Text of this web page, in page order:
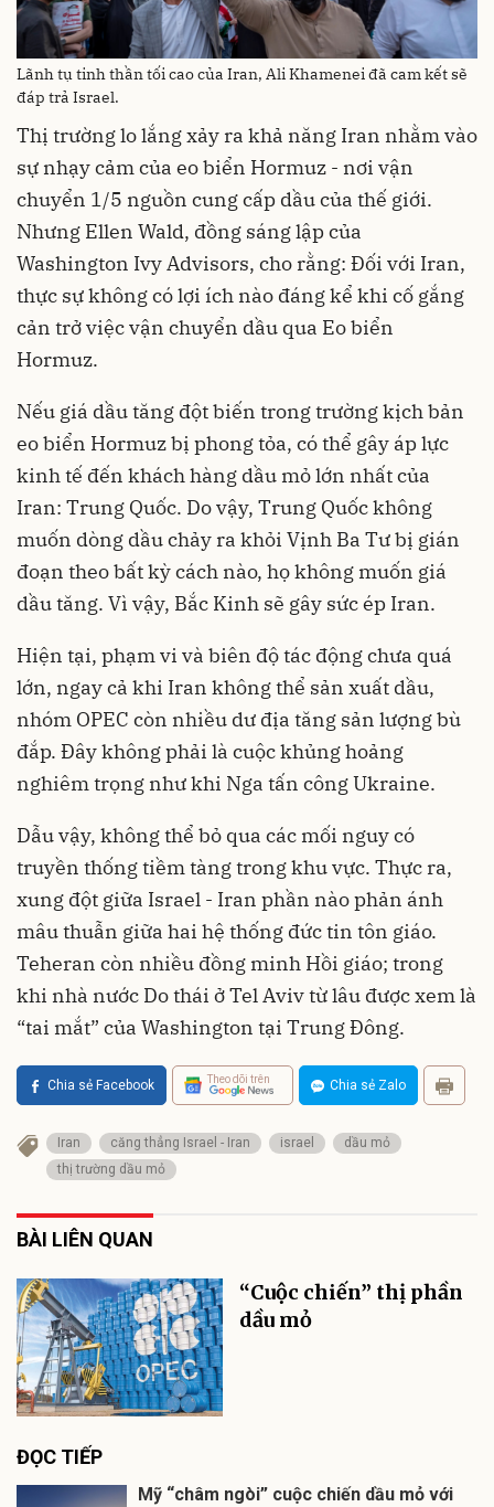
Lãnh tụ tinh thần tối cao của Iran, Ali Khamenei đã cam kết sẽ
đáp trả Israel.
Thị trường lo lắng xảy ra khả năng Iran nhằm vào
sự nhạy cảm của eo biển Hormuz - nơi vận
chuyển 1/5 nguồn cung cấp dầu của thế giới.
Nhưng Ellen Wald, đồng sáng lập của
Washington Ivy Advisors, cho rằng: Đối với Iran,
thực sự không có lợi ích nào đáng kể khi cố gắng
cản trở việc vận chuyển dầu qua Eo biển
Hormuz.
Nếu giá dầu tăng đột biến trong trường kịch bản
eo biển Hormuz bị phong tỏa, có thể gây áp lực
kinh tế đến khách hàng dầu mỏ lớn nhất của
Iran: Trung Quốc. Do vậy, Trung Quốc không
muốn dòng dầu chảy ra khỏi Vịnh Ba Tư bị gián
đoạn theo bất kỳ cách nào, họ không muốn giá
dầu tăng. Vì vậy, Bắc Kinh sẽ gây sức ép Iran.
Hiện tại, phạm vi và biên độ tác động chưa quá
lớn, ngay cả khi Iran không thể sản xuất dầu,
nhóm OPEC còn nhiều dư địa tăng sản lượng bù
đắp. Đây không phải là cuộc khủng hoảng
nghiêm trọng như khi Nga tấn công Ukraine.
Dẫu vậy, không thể bỏ qua các mối nguy có
truyền thống tiềm tàng trong khu vực. Thực ra,
xung đột giữa Israel - Iran phần nào phản ánh
mâu thuẫn giữa hai hệ thống đức tin tôn giáo.
Teheran còn nhiều đồng minh Hồi giáo; trong
khi nhà nước Do thái ở Tel Aviv từ lâu được xem là
“tai mắt” của Washington tại Trung Đông.
Chia sẻ Facebook Theo dõi trên Chia sẻ Zalo
Iran căng thẳng Israel - Iran israel
dầu mỏ
thị trường dầu mỏ
BÀI LIÊN QUAN
“Cuộc chiến” thị phần
dầu mỏ
ĐỌC TIẾP
Mỹ “châm ngòi” cuộc chiến dầu mỏ với